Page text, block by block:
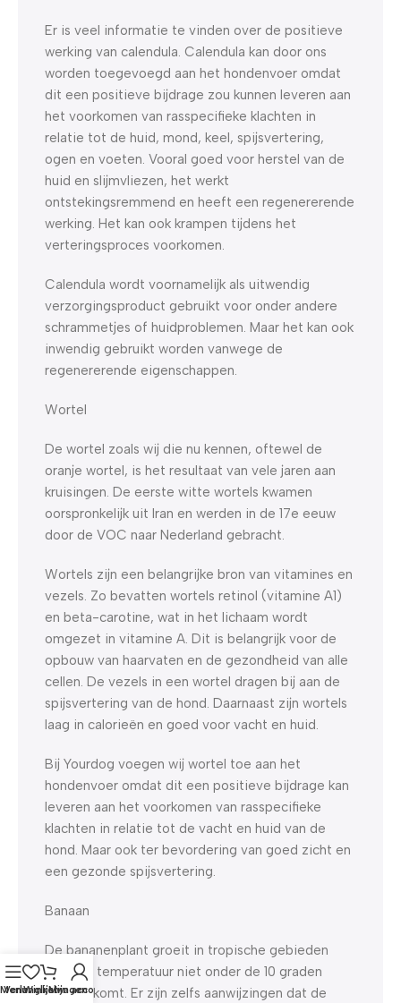
Er is veel informatie te vinden over de positieve
werking van calendula. Calendula kan door ons
worden toegevoegd aan het hondenvoer omdat
dit een positieve bijdrage zou kunnen leveren aan
het voorkomen van rasspecifieke klachten in
relatie tot de huid, mond, keel, spijsvertering,
ogen en voeten. Vooral goed voor herstel van de
huid en slijmvliezen, het werkt
ontstekingsremmend en heeft een regenererende
werking. Het kan ook krampen tijdens het
verteringsproces voorkomen.
Calendula wordt voornamelijk als uitwendig
verzorgingsproduct gebruikt voor onder andere
schrammetjes of huidproblemen. Maar het kan ook
inwendig gebruikt worden vanwege de
regenererende eigenschappen.
Wortel
De wortel zoals wij die nu kennen, oftewel de
oranje wortel, is het resultaat van vele jaren aan
kruisingen. De eerste witte wortels kwamen
oorspronkelijk uit Iran en werden in de 17e eeuw
door de VOC naar Nederland gebracht.
Wortels zijn een belangrijke bron van vitamines en
vezels. Zo bevatten wortels retinol (vitamine A1)
en beta-carotine, wat in het lichaam wordt
omgezet in vitamine A. Dit is belangrijk voor de
opbouw van haarvaten en de gezondheid van alle
cellen. De vezels in een wortel dragen bij aan de
spijsvertering van de hond. Daarnaast zijn wortels
laag in calorieën en goed voor vacht en huid.
Bij Yourdog voegen wij wortel toe aan het
hondenvoer omdat dit een positieve bijdrage kan
leveren aan het voorkomen van rasspecifieke
klachten in relatie tot de vacht en huid van de
hond. Maar ook ter bevordering van goed zicht en
een gezonde spijsvertering.
Banaan
De bananenplant groeit in tropische gebieden
waar de temperatuur niet onder de 10 graden
Celsius komt. Er zijn zelfs aanwijzingen dat de
Menu
Verlanglijst
Winkelwagen
Mijn account